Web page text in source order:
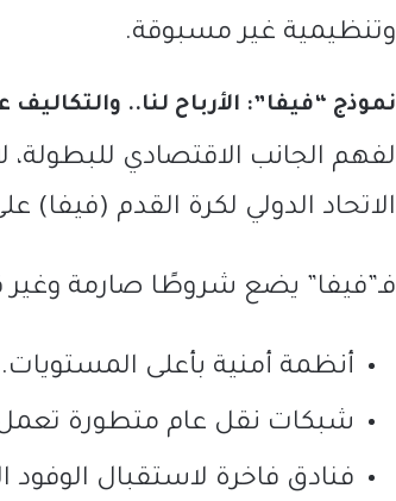
وتنظيمية غير مسبوقة.
نموذج “فيفا”: الأرباح لنا.. والتكاليف
لفهم الجانب الاقتصادي
الاتحاد الدولي لكرة القدم
فـ”فيفا” يضع شروطًا صارمة وغير
أنظمة أمنية بأعلى المستويات.
شبكات نقل عام متطورة تعمل
فنادق فاخرة لاستقبال الوفود